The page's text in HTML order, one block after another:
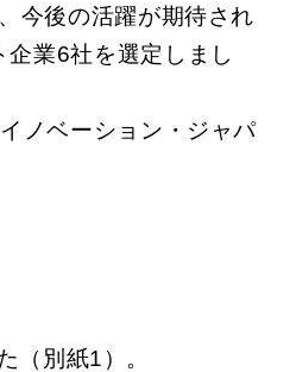
今後の活躍が期待され
業6社を選定しまし
ノベーション・ジャパ
別紙1）。